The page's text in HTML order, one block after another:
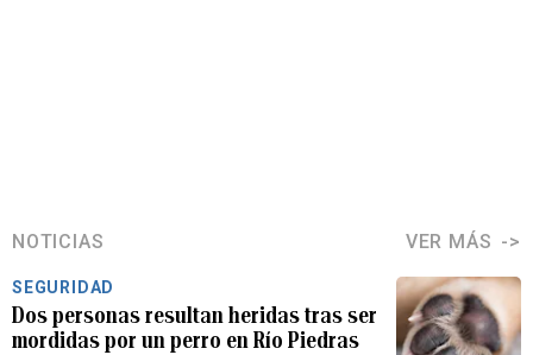
NOTICIAS VER MÁS
SEGURIDAD
Dos personas resultan heridas tras ser
mordidas por un perro en Río Piedras